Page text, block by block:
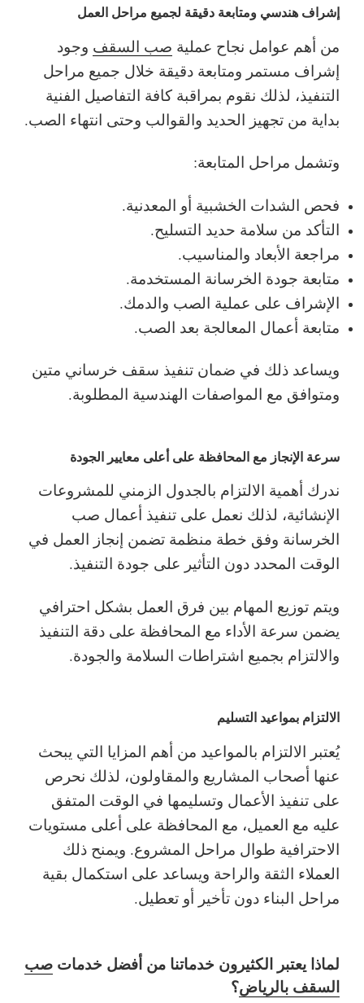
إشراف هندسي ومتابعة دقيقة لجميع مراحل العمل
من أهم عوامل نجاح عملية صب السقف وجود
إشراف مستمر ومتابعة دقيقة خلال جميع مراحل
التنفيذ، لذلك نقوم بمراقبة كافة التفاصيل الفنية
بداية من تجهيز الحديد والقوالب وحتى انتهاء الصب.
وتشمل مراحل المتابعة:
فحص الشدات الخشبية أو المعدنية.
التأكد من سلامة حديد التسليح.
مراجعة الأبعاد والمناسيب.
متابعة جودة الخرسانة المستخدمة.
الإشراف على عملية الصب والدمك.
متابعة أعمال المعالجة بعد الصب.
ويساعد ذلك في ضمان تنفيذ سقف خرساني متين
ومتوافق مع المواصفات الهندسية المطلوبة.
سرعة الإنجاز مع المحافظة على أعلى معايير الجودة
ندرك أهمية الالتزام بالجدول الزمني للمشروعات
الإنشائية، لذلك نعمل على تنفيذ أعمال صب
الخرسانة وفق خطة منظمة تضمن إنجاز العمل في
الوقت المحدد دون التأثير على جودة التنفيذ.
ويتم توزيع المهام بين فرق العمل بشكل احترافي
يضمن سرعة الأداء مع المحافظة على دقة التنفيذ
والالتزام بجميع اشتراطات السلامة والجودة.
الالتزام بمواعيد التسليم
يُعتبر الالتزام بالمواعيد من أهم المزايا التي يبحث
عنها أصحاب المشاريع والمقاولون، لذلك نحرص
على تنفيذ الأعمال وتسليمها في الوقت المتفق
عليه مع العميل، مع المحافظة على أعلى مستويات
الاحترافية طوال مراحل المشروع. ويمنح ذلك
العملاء الثقة والراحة ويساعد على استكمال بقية
مراحل البناء دون تأخير أو تعطيل.
لماذا يعتبر الكثيرون خدماتنا من أفضل خدمات صب
السقف بالرياض؟